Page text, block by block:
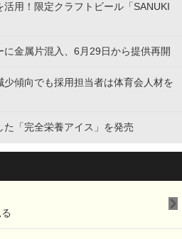
用！限定クラフトビール「SANUKI
に金属片混入、6月29日から提供再開
傾向でも採用担当者は体育会人材を
「完全栄養アイス」を発売